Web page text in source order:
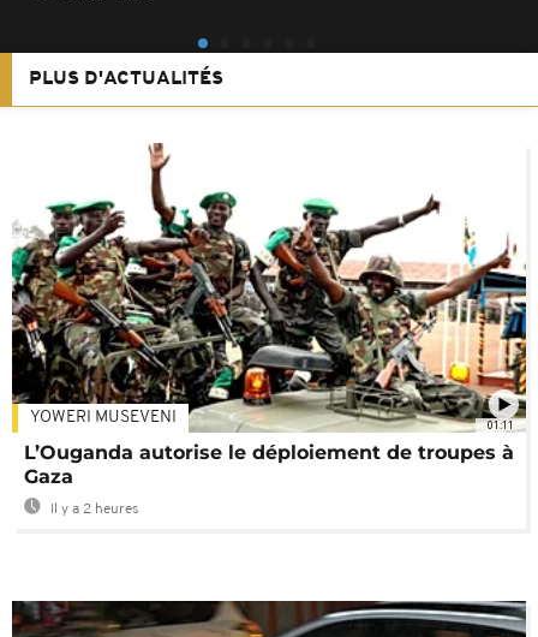
PLUS D'ACTUALITÉS
01:11
YOWERI MUSEVENI
L’Ouganda autorise le déploiement de troupes à
Gaza
Il y a 2 heures